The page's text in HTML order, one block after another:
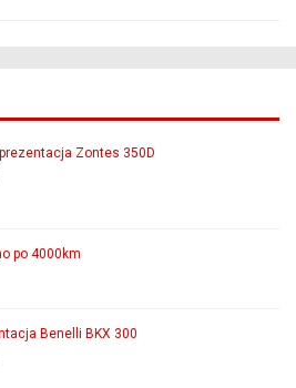
prezentacja Zontes 350D
po 4000km
Benelli BKX 300